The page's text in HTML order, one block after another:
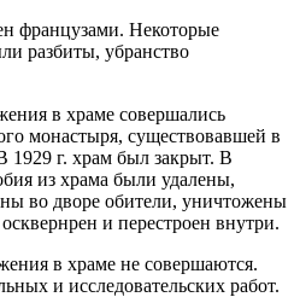
французами. Некоторые
разбиты, убранство
в храме совершались
монастыря, существовавшей в
1929 г. храм был закрыт. В
из храма были удалены,
во дворе обители, уничтожены
и перестроен внутри.
в храме не совершаются.
и исследовательских работ.